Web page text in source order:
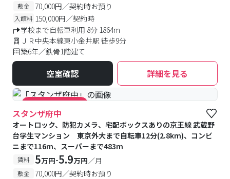
敷金 70,000円／契約時お預り
入館料 150,000円／契約時
学校まで自転車利用 8分 1864m
ＪＲ中央本線東小金井駅 徒歩9分
築6年／鉄骨1階建て
空室確認 詳細を見る
#キャンペーン実施中
スタンザ府中
オートロック、防犯カメラ、宅配ボックスありの京王線 武蔵野
台学生マンション 東京外大まで自転車12分(2.8km)、コンビ
ニまで116m、スーパーまで483m
賃料 5万円-5.9万円／月
敷金 70,000円／契約時お預り